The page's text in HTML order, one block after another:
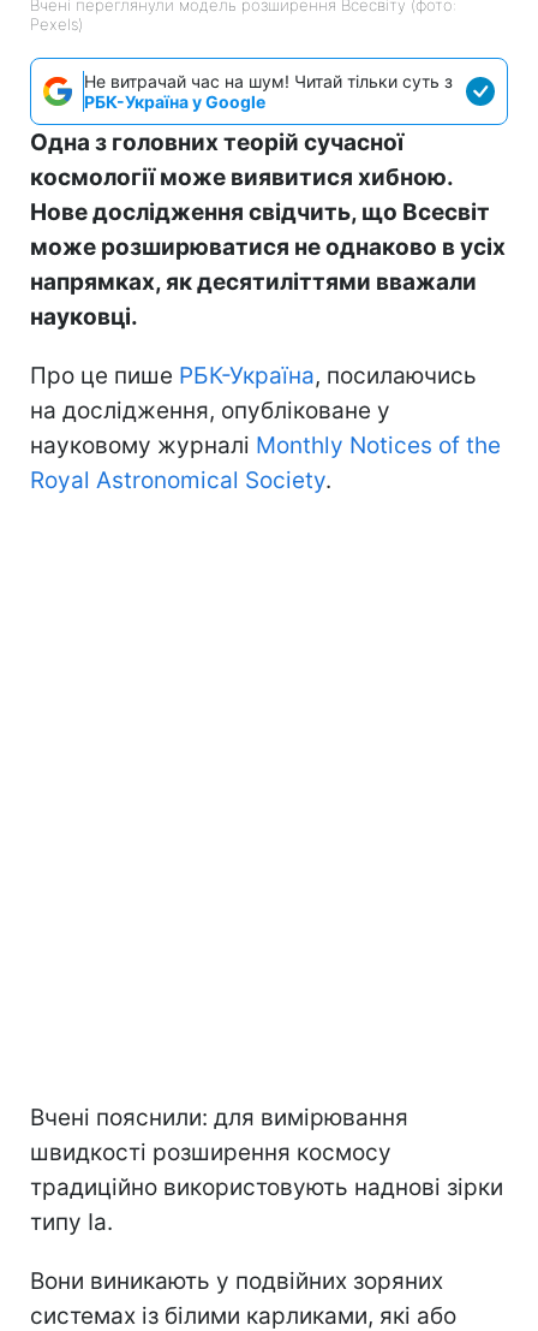
Вчені переглянули модель розширення Всесвіту (фото:
Pexels)
Не витрачай час на шум! Читай тільки суть з
РБК-Україна у Google
Одна з головних теорій сучасної
космології може виявитися хибною.
Нове дослідження свідчить, що Всесвіт
може розширюватися не однаково в усіх
напрямках, як десятиліттями вважали
науковці.
Про це пише РБК-Україна, посилаючись
на дослідження, опубліковане у
науковому журналі Monthly Notices of the
Royal Astronomical Society.
Вчені пояснили: для вимірювання
швидкості розширення космосу
традиційно використовують наднові зірки
типу Ia.
Вони виникають у подвійних зоряних
системах із білими карликами, які або